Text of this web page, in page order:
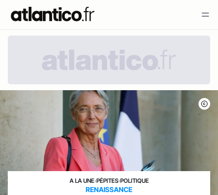
A LA UNE›PÉPITES›POLITIQUE
RENAISSANCE